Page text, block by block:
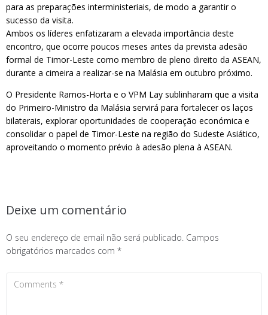
para as preparações interministeriais, de modo a garantir o
sucesso da visita.
Ambos os líderes enfatizaram a elevada importância deste
encontro, que ocorre poucos meses antes da prevista adesão
formal de Timor-Leste como membro de pleno direito da ASEAN,
durante a cimeira a realizar-se na Malásia em outubro próximo.
O Presidente Ramos-Horta e o VPM Lay sublinharam que a visita
do Primeiro-Ministro da Malásia servirá para fortalecer os laços
bilaterais, explorar oportunidades de cooperação económica e
consolidar o papel de Timor-Leste na região do Sudeste Asiático,
aproveitando o momento prévio à adesão plena à ASEAN.
Deixe um comentário
O seu endereço de email não será publicado. Campos
obrigatórios marcados com *